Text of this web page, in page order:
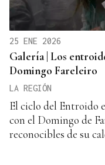
25 ENE 2026
Galería | Los
Domingo Fareleiro
LA REGIÓN
El ciclo del Entroido
con el Domingo de
reconocibles de su